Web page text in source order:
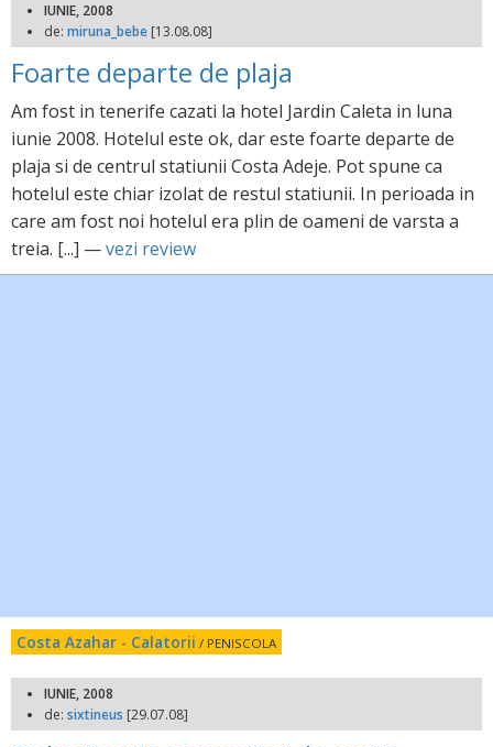
IUNIE, 2008
de: miruna_bebe [13.08.08]
Foarte departe de plaja
Am fost in tenerife cazati la hotel Jardin Caleta in luna
iunie 2008. Hotelul este ok, dar este foarte departe de
plaja si de centrul statiunii Costa Adeje. Pot spune ca
hotelul este chiar izolat de restul statiunii. In perioada in
care am fost noi hotelul era plin de oameni de varsta a
treia. [...] —vezi review
Costa Azahar - Calatorii / PENISCOLA
IUNIE, 2008
de: sixtineus [29.07.08]